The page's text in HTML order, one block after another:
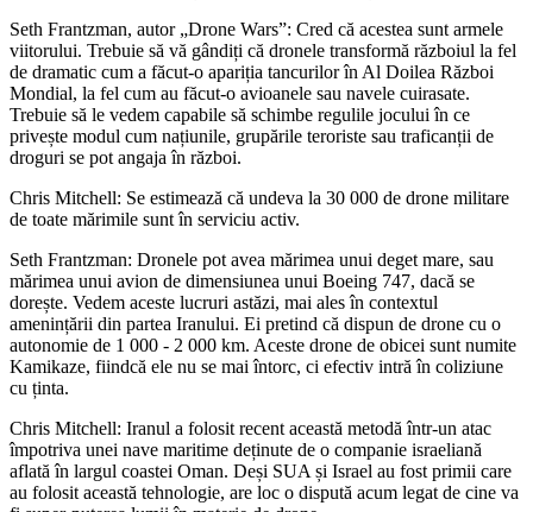
Seth Frantzman, autor „Drone Wars”: Cred că acestea sunt armele
viitorului. Trebuie să vă gândiți că dronele transformă războiul la fel
de dramatic cum a făcut-o apariția tancurilor în Al Doilea Război
Mondial, la fel cum au făcut-o avioanele sau navele cuirasate.
Trebuie să le vedem capabile să schimbe regulile jocului în ce
privește modul cum națiunile, grupările teroriste sau traficanții de
droguri se pot angaja în război.
Chris Mitchell: Se estimează că undeva la 30 000 de drone militare
de toate mărimile sunt în serviciu activ.
Seth Frantzman: Dronele pot avea mărimea unui deget mare, sau
mărimea unui avion de dimensiunea unui Boeing 747, dacă se
dorește. Vedem aceste lucruri astăzi, mai ales în contextul
amenințării din partea Iranului. Ei pretind că dispun de drone cu o
autonomie de 1 000 - 2 000 km. Aceste drone de obicei sunt numite
Kamikaze, fiindcă ele nu se mai întorc, ci efectiv intră în coliziune
cu ținta.
Chris Mitchell: Iranul a folosit recent această metodă într-un atac
împotriva unei nave maritime deținute de o companie israeliană
aflată în largul coastei Oman. Deși SUA și Israel au fost primii care
au folosit această tehnologie, are loc o dispută acum legat de cine va